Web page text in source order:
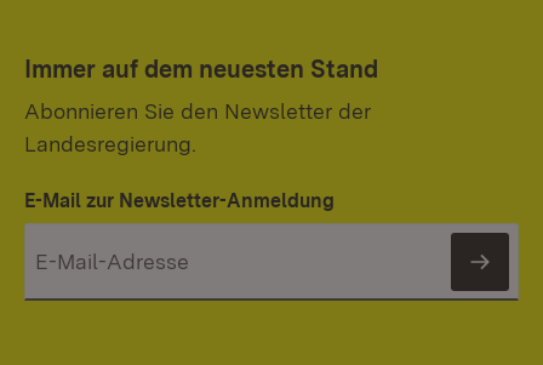
Immer auf dem neuesten Stand
Abonnieren Sie den Newsletter der
Landesregierung.
E-Mail zur Newsletter-Anmeldung